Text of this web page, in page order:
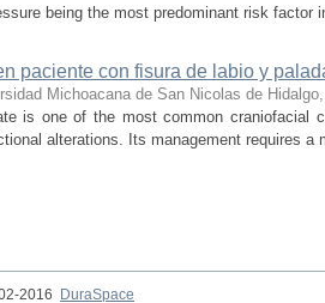
being the most predominant risk factor
paciente con fisura de labio y
Michoacana de San Nicolas de Hidalgo
is one of the most common craniofacial
alterations. Its management requires a
2016
DuraSpace